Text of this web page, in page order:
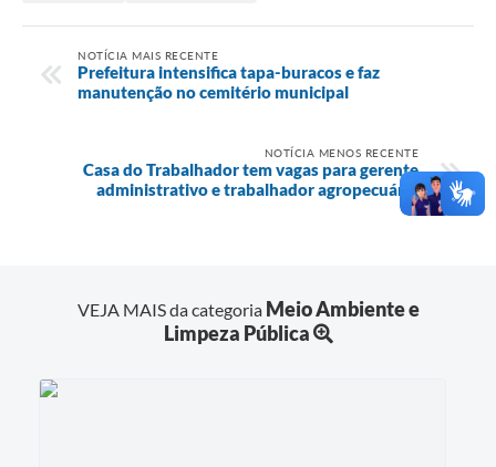
NOTÍCIA MAIS RECENTE
Prefeitura intensifica tapa-buracos e faz
manutenção no cemitério municipal
NOTÍCIA MENOS RECENTE
Casa do Trabalhador tem vagas para gerente
administrativo e trabalhador agropecuário
VEJA MAIS da categoria Meio Ambiente e
Limpeza Pública